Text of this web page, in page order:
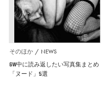
そのほか NEWS
GW中に読み返したい写真集まとめ
「ヌード」5選